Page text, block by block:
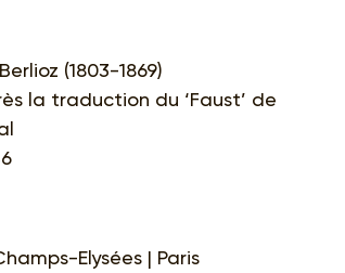
(1803-1869)
la traduction du ‘Faust’ de
Elysées | Paris